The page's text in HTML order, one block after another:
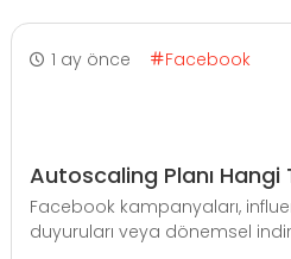
1 ay önce Facebook
Autoscaling Planı
Facebook kampanyaları,
duyuruları veya dönemsel